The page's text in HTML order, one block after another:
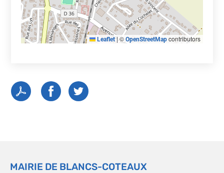
Leaflet |© OpenStreetMapcontributors
MAIRIE DE BLANCS-COTEAUX